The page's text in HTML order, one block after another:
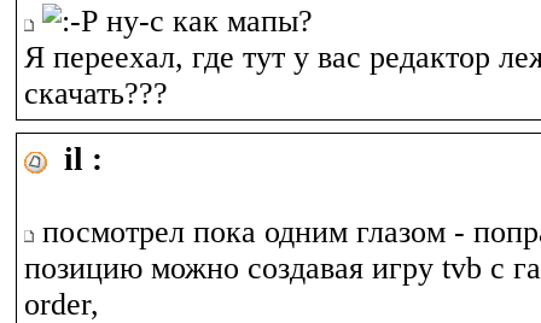
ну-с как мапы?
Я переехал, где тут у вас редактор
скачать???
il :
посмотрел пока одним глазом -
позицию можно создавая игру tvb с
order,